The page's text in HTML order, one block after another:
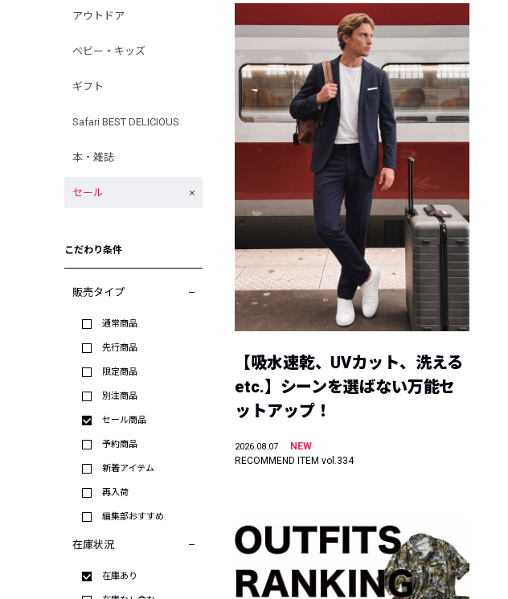
アウトドア
ベビー・キッズ
ギフト
Safari BEST DELICIOUS
本・雑誌
セール
こだわり条件
販売タイプ
通常商品
先行商品
限定商品
別注商品
セール商品
予約商品
新着アイテム
再入荷
編集部おすすめ
在庫状況
在庫あり
【吸水速乾、UVカット、洗える
etc.】シーンを選ばない万能セ
ットアップ！
2026.08.07
NEW
RECOMMEND ITEM vol.334